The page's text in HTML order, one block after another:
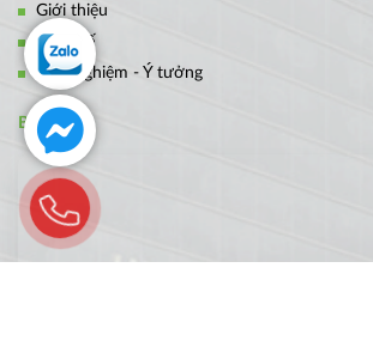
Giới thiệu
Thiết kế
Kinh nghiệm - Ý tưởng
BẢN ĐỒ